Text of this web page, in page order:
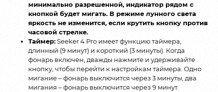
минимально разрешенной, индикатор рядом с
кнопкой будет мигать. В режиме лунного света
яркость не изменится, если крутить кнопку против
часовой стрелке.
Таймер:Seeker 4 Pro имеет функцию таймера,
длинный (9 минут) и короткий (3 минуты). Когда
фонарь включен, дважды нажмите и удерживайте
кнопку, чтобы перейти к настройкам таймера. Одно
мигание – фонарь выключится через 3 минуты, два
мигания – фонарь выключится через 9 минут.